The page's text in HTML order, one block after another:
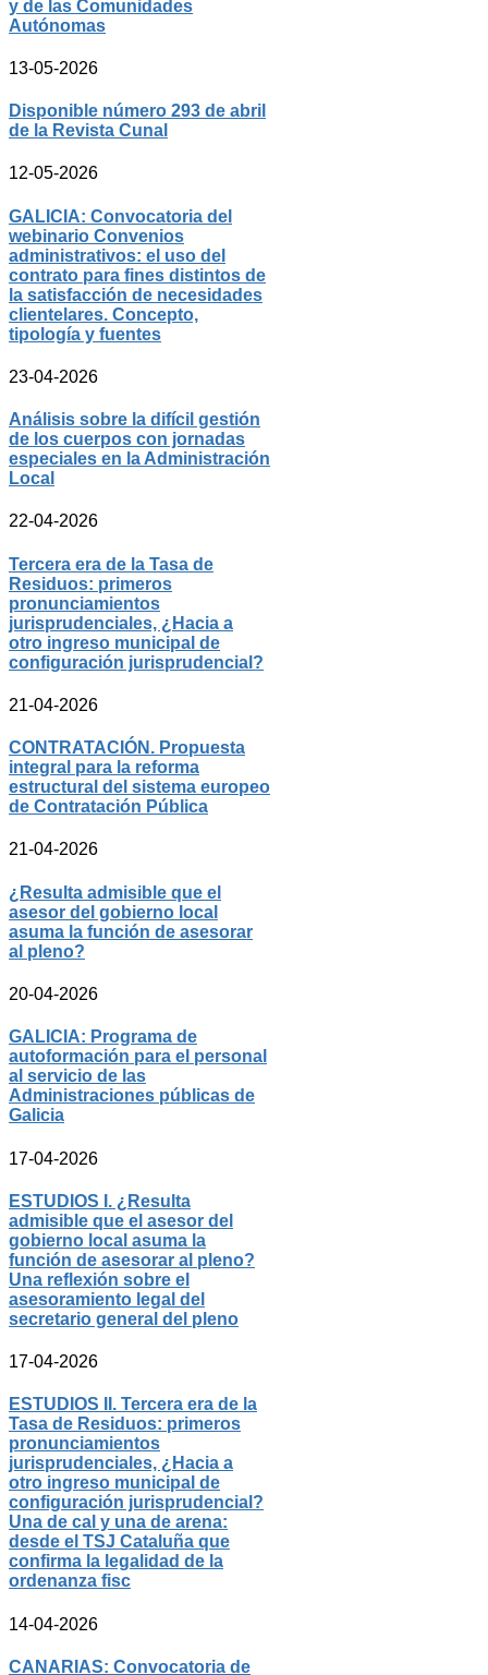
y de las Comunidades
Autónomas
13-05-2026
Disponible número 293 de abril
de la Revista Cunal
12-05-2026
GALICIA: Convocatoria del
webinario Convenios
administrativos: el uso del
contrato para fines distintos de
la satisfacción de necesidades
clientelares. Concepto,
tipología y fuentes
23-04-2026
Análisis sobre la difícil gestión
de los cuerpos con jornadas
especiales en la Administración
Local
22-04-2026
Tercera era de la Tasa de
Residuos: primeros
pronunciamientos
jurisprudenciales, ¿Hacia a
otro ingreso municipal de
configuración jurisprudencial?
21-04-2026
CONTRATACIÓN. Propuesta
integral para la reforma
estructural del sistema europeo
de Contratación Pública
21-04-2026
¿Resulta admisible que el
asesor del gobierno local
asuma la función de asesorar
al pleno?
20-04-2026
GALICIA: Programa de
autoformación para el personal
al servicio de las
Administraciones públicas de
Galicia
17-04-2026
ESTUDIOS I. ¿Resulta
admisible que el asesor del
gobierno local asuma la
función de asesorar al pleno?
Una reflexión sobre el
asesoramiento legal del
secretario general del pleno
17-04-2026
ESTUDIOS II. Tercera era de la
Tasa de Residuos: primeros
pronunciamientos
jurisprudenciales, ¿Hacia a
otro ingreso municipal de
configuración jurisprudencial?
Una de cal y una de arena:
desde el TSJ Cataluña que
confirma la legalidad de la
ordenanza fisc
14-04-2026
CANARIAS: Convocatoria de